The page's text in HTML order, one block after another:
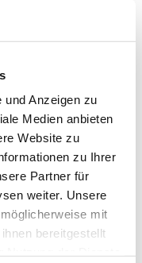
und Anzeigen zu
Medien anbieten
Website zu
zu Ihrer
Partner für
weiter. Unsere
mit
bereitgestellt
Consulting-